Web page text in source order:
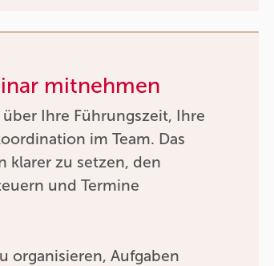
mitnehmen
Ihre Führungszeit, Ihre
im Team. Das
klarer zu setzen, den
und Termine
organisieren, Aufgaben